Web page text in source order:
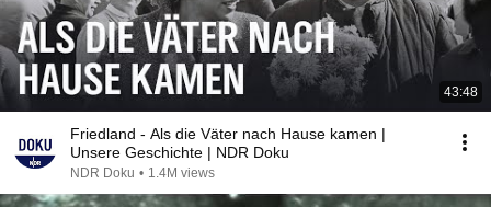
43:48
Friedland - Als die Väter nach Hause kamen |
Unsere Geschichte | NDR Doku
NDR Doku • 1.4M views